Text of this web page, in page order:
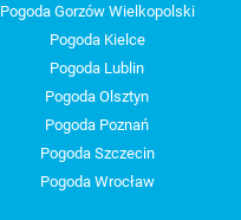
Pogoda Gorzów Wielkopolski
Pogoda Kielce
Pogoda Lublin
Pogoda Olsztyn
Pogoda Poznań
Pogoda Szczecin
Pogoda Wrocław